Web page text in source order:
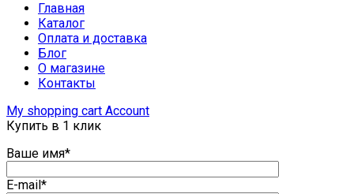
Главная
Каталог
Оплата и доставка
Блог
О магазине
Контакты
My shopping cart Account
Купить в 1 клик
Ваше имя*
E-mail*